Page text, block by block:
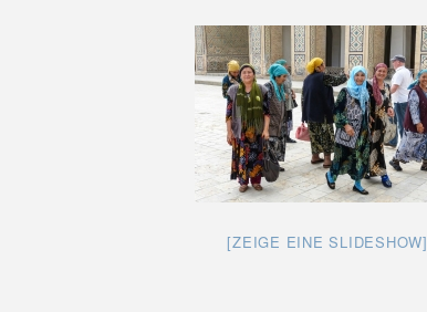
[ZEIGE EINE SLIDESHOW]